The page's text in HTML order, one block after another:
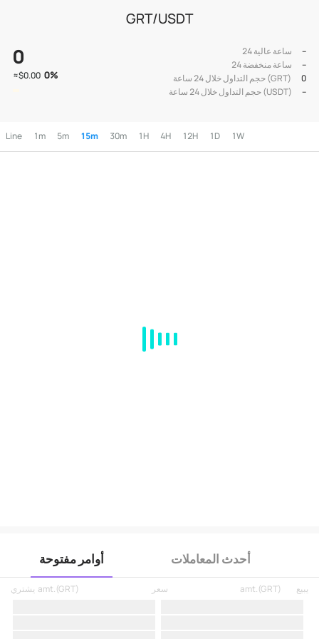
GRT/USDT
0
≈$0.00 0%
24 ساعة عالية
--
24 ساعة منخفضة
--
حجم التداول خلال 24 ساعة (GRT)
0
حجم التداول خلال 24 ساعة (USDT)
--
Line 1m 5m 15m 30m 1H 4H 12H 1D 1W
أوامر مفتوحة أحدث المعاملات
يشتري amt.(GRT) سعر يبيع amt.(GRT)